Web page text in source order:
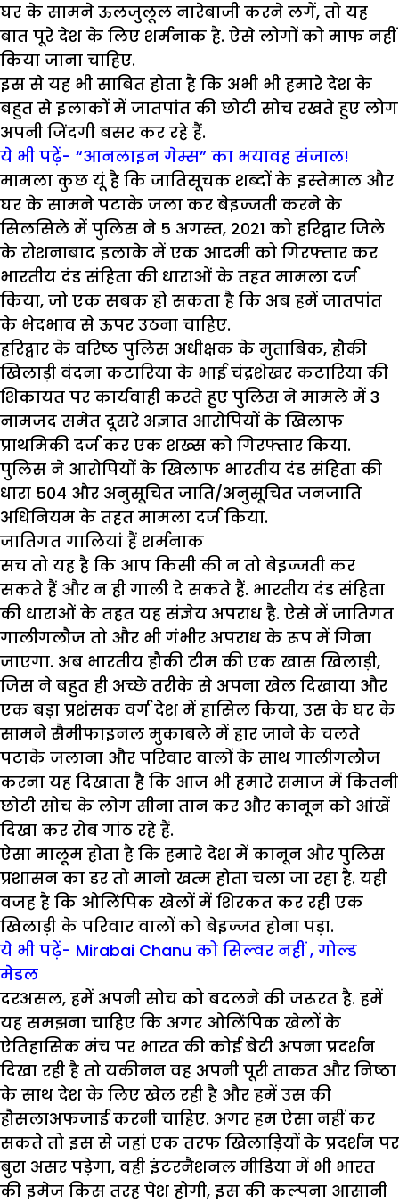
घर के सामने ऊलजुलूल नारेबाजी करने लगें, तो यह
बात पूरे देश के लिए शर्मनाक है. ऐसे लोगों को माफ नहीं
किया जाना चाहिए.
इस से यह भी साबित होता है कि अभी भी हमारे देश के
बहुत से इलाकों में जातपांत की छोटी सोच रखते हुए लोग
अपनी जिंदगी बसर कर रहे हैं.
ये भी पढ़ें- “आनलाइन गेम्स” का भयावह संजाल!
मामला कुछ यूं है कि जातिसूचक शब्दों के इस्तेमाल और
घर के सामने पटाके जला कर बेइज्जती करने के
सिलसिले में पुलिस ने 5 अगस्त, 2021 को हरिद्वार जिले
के रोशनाबाद इलाके में एक आदमी को गिरफ्तार कर
भारतीय दंड संहिता की धाराओं के तहत मामला दर्ज
किया, जो एक सबक हो सकता है कि अब हमें जातपांत
के भेदभाव से ऊपर उठना चाहिए.
हरिद्वार के वरिष्ठ पुलिस अधीक्षक के मुताबिक, हौकी
खिलाड़ी वंदना कटारिया के भाई चंद्रशेखर कटारिया की
शिकायत पर कार्यवाही करते हुए पुलिस ने मामले में 3
नामजद समेत दूसरे अज्ञात आरोपियों के खिलाफ
प्राथमिकी दर्ज कर एक शख्स को गिरफ्तार किया.
पुलिस ने आरोपियों के खिलाफ भारतीय दंड संहिता की
धारा 504 और अनुसूचित जाति/अनुसूचित जनजाति
अधिनियम के तहत मामला दर्ज किया.
जातिगत गालियां हैं शर्मनाक
सच तो यह है कि आप किसी की न तो बेइज्जती कर
सकते हैं और न ही गाली दे सकते हैं. भारतीय दंड संहिता
की धाराओं के तहत यह संज्ञेय अपराध है. ऐसे में जातिगत
गालीगलौज तो और भी गंभीर अपराध के रूप में गिना
जाएगा. अब भारतीय हौकी टीम की एक खास खिलाड़ी,
जिस ने बहुत ही अच्छे तरीके से अपना खेल दिखाया और
एक बड़ा प्रशंसक वर्ग देश में हासिल किया, उस के घर के
सामने सैमीफाइनल मुकाबले में हार जाने के चलते
पटाके जलाना और परिवार वालों के साथ गालीगलौज
करना यह दिखाता है कि आज भी हमारे समाज में कितनी
छोटी सोच के लोग सीना तान कर और कानून को आंखें
दिखा कर रोब गांठ रहे हैं.
ऐसा मालूम होता है कि हमारे देश में कानून और पुलिस
प्रशासन का डर तो मानो खत्म होता चला जा रहा है. यही
वजह है कि ओलिंपिक खेलों में शिरकत कर रही एक
खिलाड़ी के परिवार वालों को बेइज्जत होना पड़ा.
ये भी पढ़ें- Mirabai Chanu को सिल्वर नहीं , गोल्ड
मेडल
दरअसल, हमें अपनी सोच को बदलने की जरूरत है. हमें
यह समझना चाहिए कि अगर ओलिंपिक खेलों के
ऐतिहासिक मंच पर भारत की कोई बेटी अपना प्रदर्शन
दिखा रही है तो यकीनन वह अपनी पूरी ताकत और निष्ठा
के साथ देश के लिए खेल रही है और हमें उस की
हौसलाअफजाई करनी चाहिए. अगर हम ऐसा नहीं कर
सकते तो इस से जहां एक तरफ खिलाड़ियों के प्रदर्शन पर
बुरा असर पड़ेगा, वही इंटरनैशनल मीडिया में भी भारत
की इमेज किस तरह पेश होगी, इस की कल्पना आसानी